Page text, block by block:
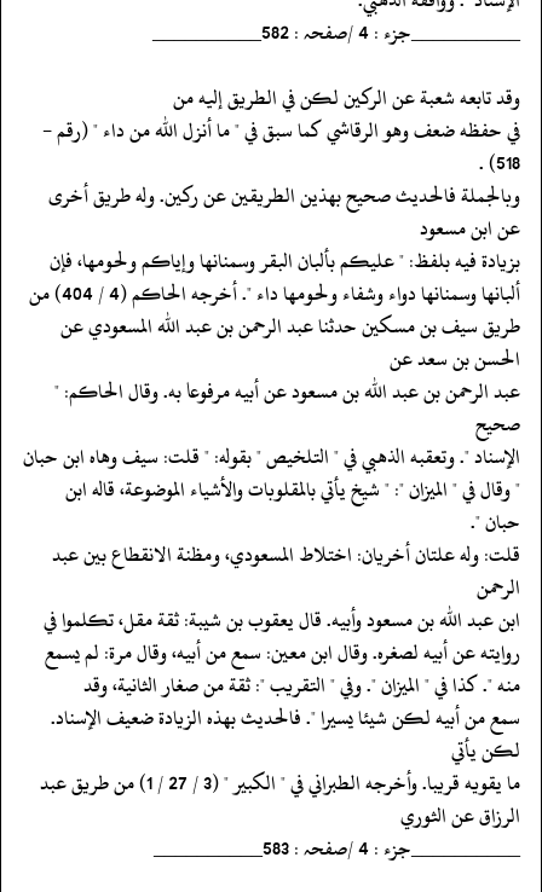
‏‏‏‏__________جزء : 4 /صفحہ : 582__________
‏‏‏‏وقد تابعه شعبة عن الركين لكن في الطريق إليه من
‏‏‏‏في حفظه ضعف وهو الرقاشي كما سبق في " ما أنزل الله من داء " (رقم -
518) .
‏‏‏‏وبالجملة فالحديث صحيح بهذين الطريقين عن ركين. وله طريق أخرى
عن ابن مسعود
‏‏‏‏بزيادة فيه بلفظ: " عليكم بألبان البقر وسمنانها وإياكم ولحومها، فإن
‏‏‏‏ألبانها وسمنانها دواء وشفاء ولحومها داء ". أخرجه الحاكم (4 / 404) من
‏‏‏‏طريق سيف بن مسكين حدثنا عبد الرحمن بن عبد الله المسعودي عن
الحسن بن سعد عن
‏‏‏‏عبد الرحمن بن عبد الله بن مسعود عن أبيه مرفوعا به. وقال الحاكم: "
صحيح
‏‏‏‏الإسناد ". وتعقبه الذهبي في " التلخيص " بقوله: " قلت: سيف وهاه ابن حبان
‏‏‏‏" وقال في " الميزان ": " شيخ يأتي بالمقلوبات والأشياء الموضوعة، قاله ابن
‏‏‏‏حبان ".
‏‏‏‏قلت: وله علتان أخريان: اختلاط المسعودي، ومظنة الانقطاع بين عبد
الرحمن
‏‏‏‏ابن عبد الله بن مسعود وأبيه. قال يعقوب بن شيبة: ثقة مقل، تكلموا في
‏‏‏‏روايته عن أبيه لصغره. وقال ابن معين: سمع من أبيه، وقال مرة: لم يسمع
‏‏‏‏منه ". كذا في " الميزان ". وفي " التقريب ": ثقة من صغار الثانية، وقد
‏‏‏‏سمع من أبيه لكن شيئا يسيرا ". فالحديث بهذه الزيادة ضعيف الإسناد.
لكن يأتي
‏‏‏‏ما يقويه قريبا. وأخرجه الطبراني في " الكبير " (3 / 27 / 1) من طريق عبد
‏‏‏‏الرزاق عن الثوري
‏‏‏‏__________جزء : 4 /صفحہ : 583__________